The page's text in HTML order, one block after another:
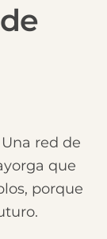
de
red de
que
porque